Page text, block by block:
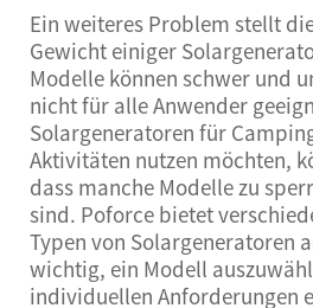
Ein weiteres Problem stellt
Gewicht einiger
Modelle können schwer und
nicht für alle Anwender
Solargeneratoren für
Aktivitäten nutzen möchten,
dass manche Modelle zu
sind. Poforce bietet
Typen von Solargeneratoren
wichtig, ein Modell
individuellen Anforderungen